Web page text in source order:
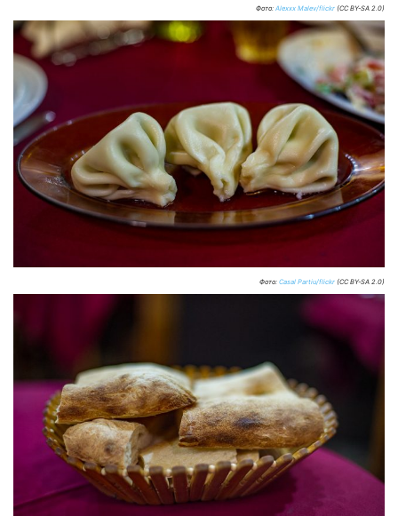
Фото: Alexxx Malev/flickr (CC BY-SA 2.0)
Фото: Casal Partiu/flickr (CC BY-SA 2.0)